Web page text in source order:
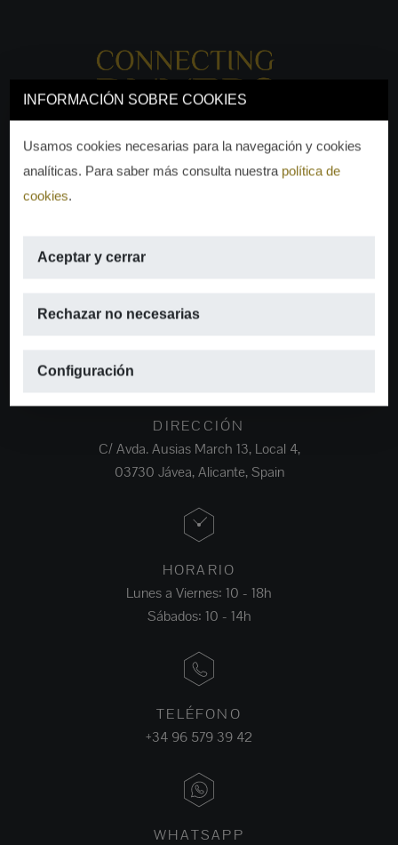
INFORMACIÓN SOBRE COOKIES
Usamos cookies necesarias para la navegación y cookies
analíticas. Para saber más consulta nuestra política de
cookies.
Aceptar y cerrar
Rechazar no necesarias
Configuración
EMAIL
DIRECCIÓN
C/ Avda. Ausias March 13, Local 4,
03730 Jávea, Alicante, Spain
HORARIO
Lunes a Viernes: 10 - 18h
Sábados: 10 - 14h
TELÉFONO
+34 96 579 39 42
WHATSAPP